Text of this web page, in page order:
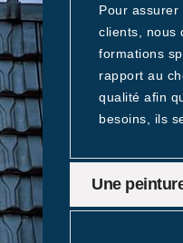
Pour
clients, nous
formations
rapport au
qualité afin
besoins, ils
Une